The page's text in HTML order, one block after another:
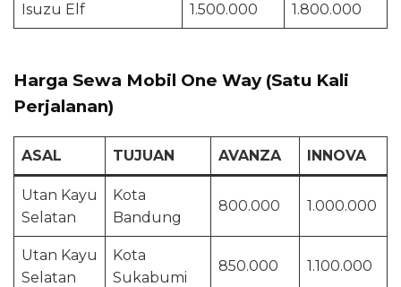
Isuzu Elf 1.500.000 1.800.000
Harga Sewa Mobil One Way (Satu Kali
Perjalanan)
ASAL TUJUAN AVANZA INNOVA
Utan Kayu
Selatan
Kota
Bandung
800.000 1.000.000
Utan Kayu
Selatan
Kota
Sukabumi
850.000 1.100.000